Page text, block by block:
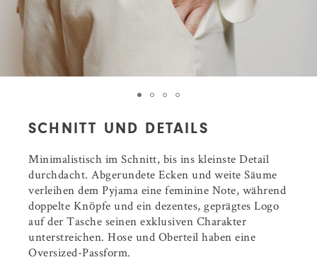
SCHNITT UND DETAILS
Minimalistisch im Schnitt, bis ins kleinste Detail
durchdacht. Abgerundete Ecken und weite Säume
verleihen dem Pyjama eine feminine Note, während
doppelte Knöpfe und ein dezentes, geprägtes Logo
auf der Tasche seinen exklusiven Charakter
unterstreichen. Hose und Oberteil haben eine
Oversized-Passform.